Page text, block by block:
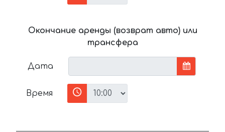
Окончание аренды (возврат авто) или
трансфера
Дата
Время